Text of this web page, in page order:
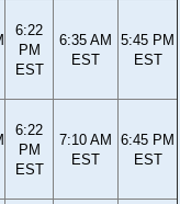
6:22
PM
EST
6:35 AM
EST
5:45 PM
EST
6:22
PM
EST
7:10 AM
EST
6:45 PM
EST